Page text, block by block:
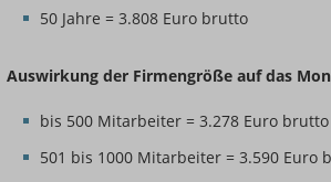
50 Jahre = 3.808 Euro brutto
Auswirkung der Firmengröße auf das
bis 500 Mitarbeiter = 3.278 Euro brutto
501 bis 1000 Mitarbeiter = 3.590 Euro